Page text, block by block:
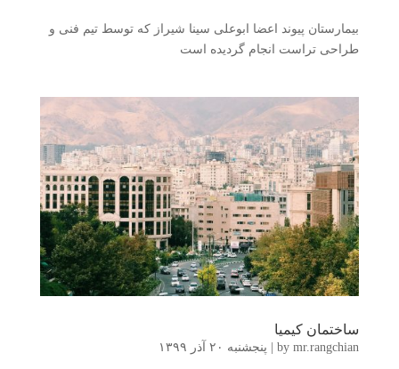
بیمارستان پیوند اعضا ابوعلی سینا شیراز که توسط تیم فنی و
طراحی تراست انجام گردیده است
ساختمان کیمیا
bymr.rangchian
| پنجشنبه ۲۰ آذر ۱۳۹۹